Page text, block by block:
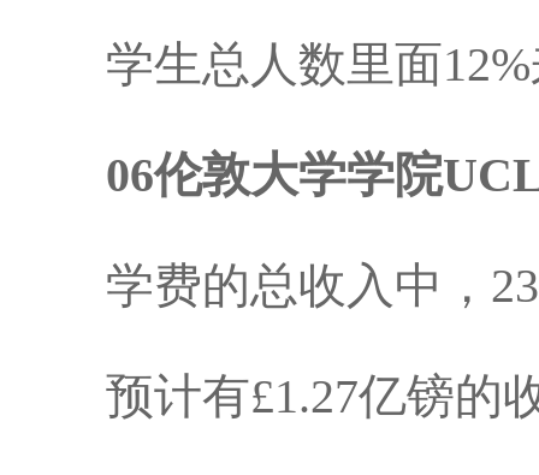
学生总人数里面12%
06伦敦大学学院
学费的总收入中，
预计有£1.27亿镑的